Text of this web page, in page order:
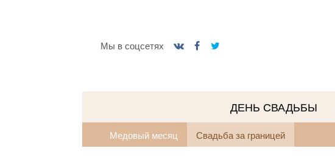
Мы в соцсетях
ДЕНЬ СВАДЬБЫ
Медовый месяц Свадьба за границей